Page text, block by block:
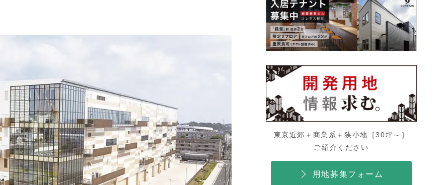
東京近郊＋商業系＋狭小地［30坪～］
ご紹介ください
用地募集フォーム